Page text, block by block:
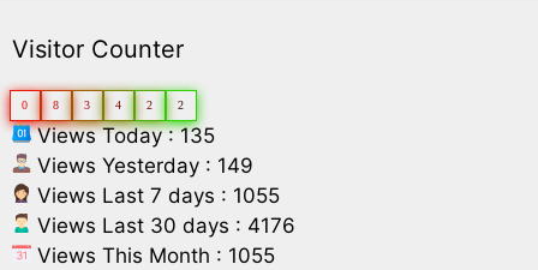
Visitor Counter
0 8 3 4 2 2
Views Today : 135
Views Yesterday : 149
Views Last 7 days : 1055
Views Last 30 days : 4176
Views This Month : 1055